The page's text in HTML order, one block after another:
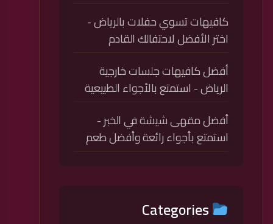
كافيهات تسوي حفلات بالرياض -
اختر الأفضل لاحتفالك القادم
أفضل كافيهات جلسات خارجية
الرياض - استمتع بالأجواء الطبيعية
أفضل مقهى شيشة في الخبر -
استمتع بأجواء رائعة وأفضل طعم